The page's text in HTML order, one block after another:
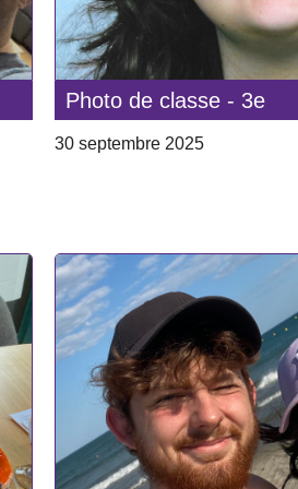
Photo de classe - 3e
30 septembre 2025